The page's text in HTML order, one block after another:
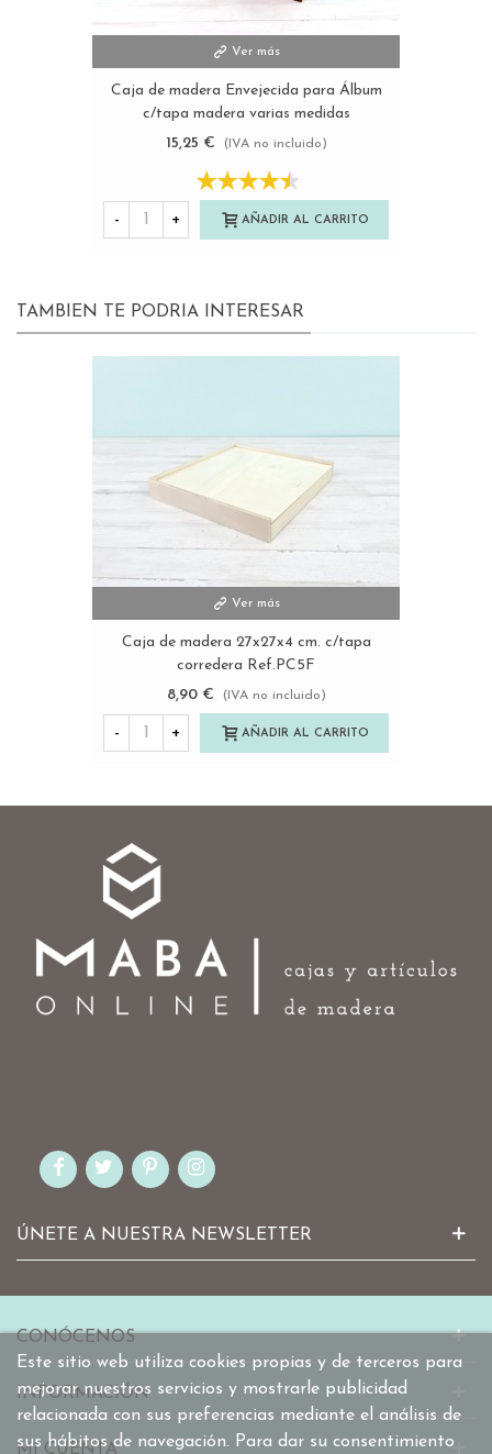
Ver más
Caja de madera Envejecida para Álbum
c/tapa madera varias medidas
Ref.P1454C81
15,25 € (IVA no incluido)
- + AÑADIR AL CARRITO
TAMBIEN TE PODRIA INTERESAR
Ver más
Caja de madera 27x27x4 cm. c/tapa
corredera Ref.PC5F
8,90 €
(IVA no incluido)
- + AÑADIR AL CARRITO
ÚNETE A NUESTRA NEWSLETTER
Este sitio web utiliza cookies propias y de terceros para
mejorar nuestros servicios y mostrarle publicidad
relacionada con sus preferencias mediante el análisis de
sus hábitos de navegación. Para dar su consentimiento
CONÓCENOS
INFORMACIÓN
MI CUENTA